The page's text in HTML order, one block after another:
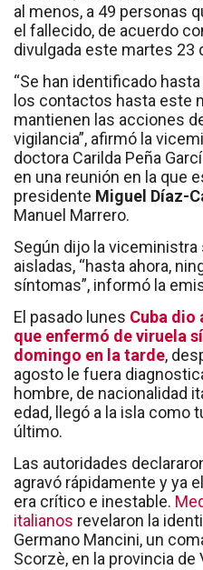
al menos, a 49 personas
el fallecido, de acuerdo
divulgada este martes 23
“Se han identificado
los contactos hasta este
mantienen las acciones
vigilancia”, afirmó la
doctora Carilda Peña
en una reunión en la que
presidente Miguel Díaz-
Manuel Marrero.
Según dijo la
aisladas, “hasta ahora,
síntomas”, informó la
El pasado lunes Cuba dio
que enfermó de viruela
domingo en la tarde,
agosto le fuera
hombre, de nacionalidad
edad, llegó a la isla como
último.
Las autoridades
agravó rápidamente y ya
era crítico e inestable.
italianos revelaron la
Germano Mancini, un
Scorzè, en la provincia de